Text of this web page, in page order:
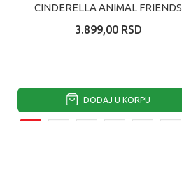
CINDERELLA ANIMAL FRIENDS
3.899,00 RSD
DODAJ U KORPU